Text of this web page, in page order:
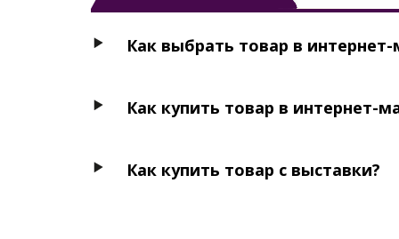
Как выбрать товар в интернет-
Как купить товар в интернет-
Как купить товар с выставки?